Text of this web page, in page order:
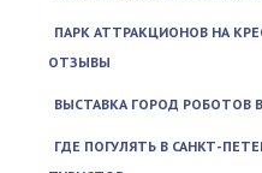
ПАРК АТТРАКЦИОНОВ НА
ОТЗЫВЫ
ВЫСТАВКА ГОРОД РОБОТОВ
ГДЕ ПОГУЛЯТЬ В САНКТ-